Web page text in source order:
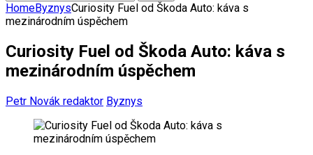
HomeByznysCuriosity Fuel od Škoda Auto: káva s
mezinárodním úspěchem
Curiosity Fuel od Škoda Auto: káva s
mezinárodním úspěchem
Petr Novák redaktor Byznys